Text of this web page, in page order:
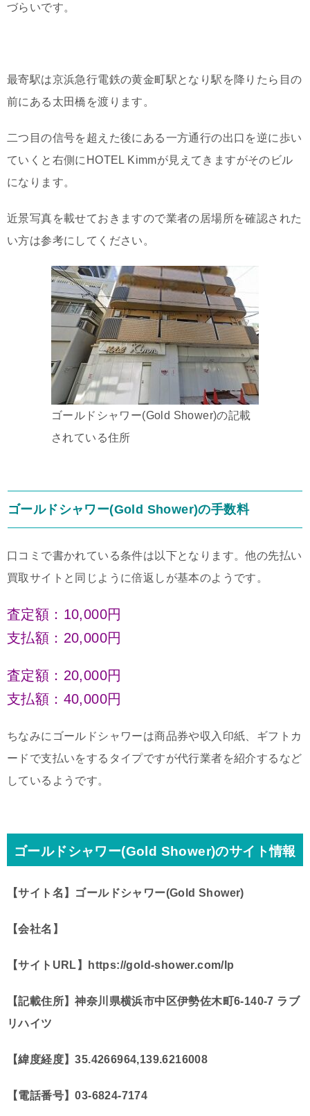
づらいです。
最寄駅は京浜急行電鉄の黄金町駅となり駅を降りたら目の
前にある太田橋を渡ります。
二つ目の信号を超えた後にある一方通行の出口を逆に歩い
ていくと右側にHOTEL Kimmが見えてきますがそのビル
になります。
近景写真を載せておきますので業者の居場所を確認された
い方は参考にしてください。
ゴールドシャワー(Gold Shower)の記載
されている住所
ゴールドシャワー(Gold Shower)の手数料
口コミで書かれている条件は以下となります。他の先払い
買取サイトと同じように倍返しが基本のようです。
査定額：10,000円
支払額：20,000円
査定額：20,000円
支払額：40,000円
ちなみにゴールドシャワーは商品券や収入印紙、ギフトカ
ードで支払いをするタイプですが代行業者を紹介するなど
しているようです。
ゴールドシャワー(Gold Shower)のサイト情報
【サイト名】ゴールドシャワー(Gold Shower)
【会社名】
【サイトURL】https://gold-shower.com/lp
【記載住所】神奈川県横浜市中区伊勢佐木町6-140-7 ラブ
リハイツ
【緯度経度】35.4266964,139.6216008
【電話番号】03-6824-7174